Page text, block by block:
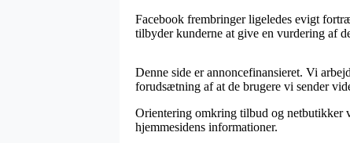
Facebook frembringer ligeledes evigt
tilbyder kunderne at give en vurdering af
Denne side er annoncefinansieret. Vi
forudsætning af at de brugere vi sender
Orientering omkring tilbud og netbutikker
hjemmesidens informationer.